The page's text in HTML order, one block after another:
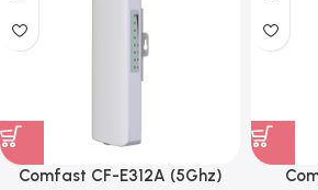
Comfast CF-E312A (5Ghz)